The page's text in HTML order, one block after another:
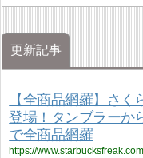
更新記事
【全商品網羅】さく
登場！タンブラーか
で全商品網羅
https://